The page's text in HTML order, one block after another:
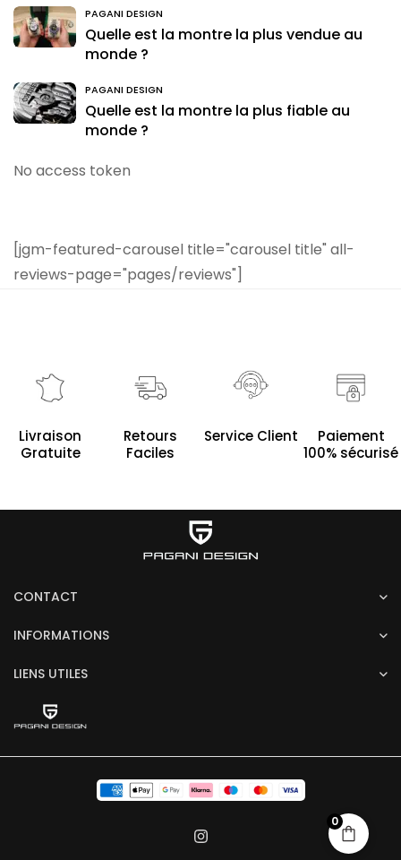
PAGANI DESIGN
Quelle est la montre la plus vendue au
monde ?
PAGANI DESIGN
Quelle est la montre la plus fiable au
monde ?
No access token
[jgm-featured-carousel title="carousel title" all-
reviews-page="pages/reviews"]
Livraison
Gratuite
Retours
Faciles
Service Client
Paiement
100% sécurisé
CONTACT
INFORMATIONS
LIENS UTILES
0